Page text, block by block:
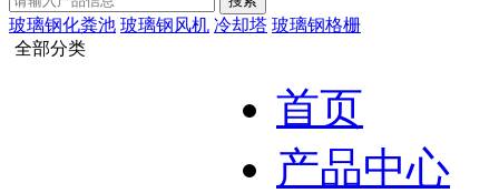
玻璃钢化粪池 玻璃钢风机 冷却塔 玻璃钢格栅
全部分类
首页
产品中心